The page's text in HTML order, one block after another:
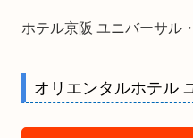
ホテル京阪 ユニバーサル
オリエンタルホテル